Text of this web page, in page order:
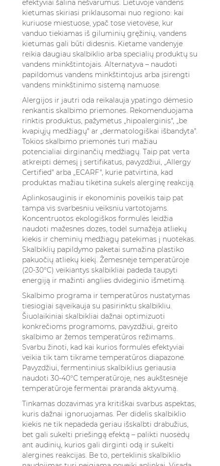
efektyviai šalina nešvarumus. Lietuvoje vandens
kietumas skiriasi priklausomai nuo regiono: kai
kuriuose miestuose, ypač tose vietovėse, kur
vanduo tiekiamas iš giluminių gręžinių, vandens
kietumas gali būti didesnis. Kietame vandenyje
reikia daugiau skalbiklio arba specialių produktų su
vandens minkštintojais. Alternatyva – naudoti
papildomus vandens minkštintojus arba įsirengti
vandens minkštinimo sistemą namuose.
Alergijos ir jautri oda reikalauja ypatingo dėmesio
renkantis skalbimo priemones. Rekomenduojama
rinktis produktus, pažymėtus „hipoalerginis", „be
kvapiųjų medžiagų" ar „dermatologiškai išbandyta".
Tokios skalbimo priemonės turi mažiau
potencialiai dirginančių medžiagų. Taip pat verta
atkreipti dėmesį į sertifikatus, pavyzdžiui, „Allergy
Certified" arba „ECARF", kurie patvirtina, kad
produktas mažiau tikėtina sukels alerginę reakciją.
Aplinkosauginis ir ekonominis poveikis taip pat
tampa vis svarbesniu veiksniu vartotojams.
Koncentruotos ekologiškos formulės leidžia
naudoti mažesnes dozes, todėl sumažėja atliekų
kiekis ir cheminių medžiagų patekimas į nuotekas.
Skalbiklių papildymo paketai sumažina plastiko
pakuočių atliekų kiekį. Žemesnėje temperatūroje
(20-30°C) veikiantys skalbikliai padeda taupyti
energiją ir mažinti anglies dvideginio išmetimą.
Skalbimo programa ir temperatūros nustatymas
tiesiogiai sąveikauja su pasirinktu skalbikliu.
Šiuolaikiniai skalbikliai dažnai optimizuoti
konkrečioms programoms, pavyzdžiui, greito
skalbimo ar žemos temperatūros režimams.
Svarbu žinoti, kad kai kurios formulės efektyviai
veikia tik tam tikrame temperatūros diapazone.
Pavyzdžiui, fermentinius skalbiklius geriausia
naudoti 30-40°C temperatūroje, nes aukštesnėje
temperatūroje fermentai praranda aktyvumą.
Tinkamas dozavimas yra kritiškai svarbus aspektas,
kuris dažnai ignoruojamas. Per didelis skalbiklio
kiekis ne tik nepadeda geriau išskalbti drabužius,
bet gali sukelti priešingą efektą – palikti nuosėdų
ant audinių, kurios gali dirginti odą ir sukelti
alergines reakcijas. Be to, perteklinis skalbiklio